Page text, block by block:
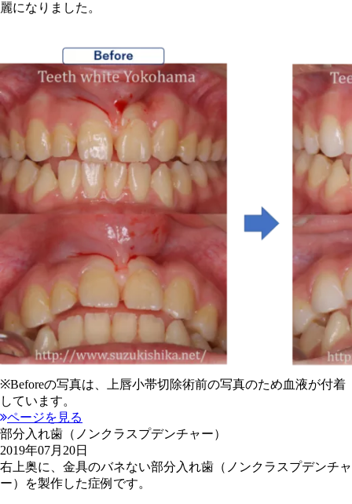
麗になりました。
※Beforeの写真は、上唇小帯切除術前の写真のため血液が付着
しています。
ページを見る
部分入れ歯（ノンクラスプデンチャー）
2019年07月20日
右上奥に、金具のバネない部分入れ歯（ノンクラスプデンチャ
ー）を製作した症例です。